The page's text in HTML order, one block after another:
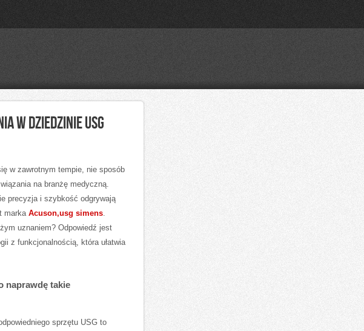
W DZIEDZINIE USG
w zawrotnym tempie, nie sposób
na branżę medyczną.
precyzja i szybkość odgrywają
marka Acuson,usg simens.
uznaniem? Odpowiedź jest
z funkcjonalnością, która ułatwia
naprawdę takie
sprzętu USG to